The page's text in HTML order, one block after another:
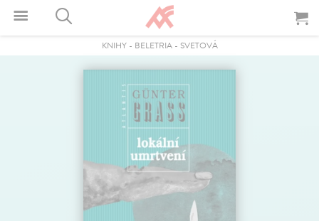
KNIHY- BELETRIA- SVETOVÁ